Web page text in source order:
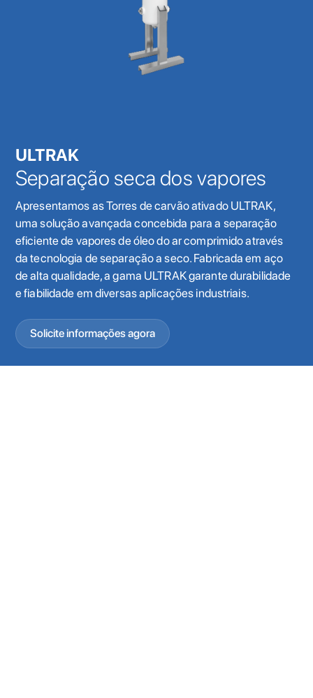
ULTRAK
Separação seca dos vapores
Apresentamos as Torres de carvão ativado ULTRAK,
uma solução avançada concebida para a separação
eficiente de vapores de óleo do ar comprimido através
da tecnologia de separação a seco. Fabricada em aço
de alta qualidade, a gama ULTRAK garante durabilidade
e fiabilidade em diversas aplicações industriais.
Solicite informações agora